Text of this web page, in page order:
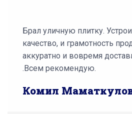
Брал уличную плитку.
качество, и грамотность
аккуратно и вовремя
.Всем рекомендую.
Комил